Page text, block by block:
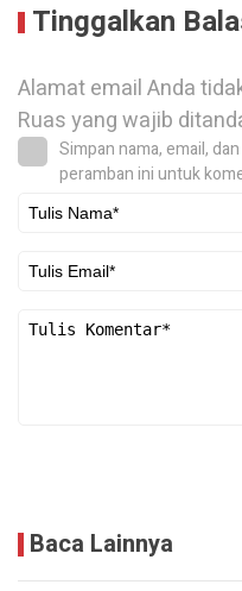
Tinggalkan
Alamat email Anda
Ruas yang wajib
Simpan nama, email,
peramban ini untuk
Baca Lainnya